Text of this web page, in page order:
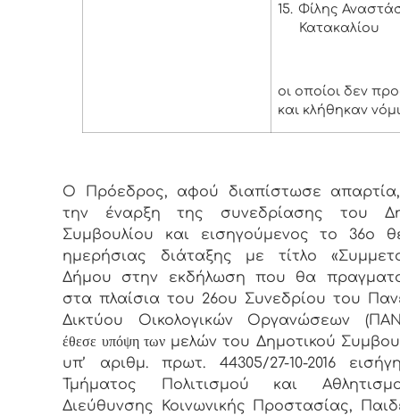
15. Φίλης
Κατακαλίου
οι οποίοι δεν
και κλήθηκαν
Ο Πρόεδρος, αφού διαπίστωσε
την έναρξη της συνεδρίασης του
Συμβουλίου και εισηγούμενος το 36ο
ημερήσιας διάταξης με τίτλο
Δήμου στην εκδήλωση που θα
στα πλαίσια του 26ου Συνεδρίου του
Δικτύου Οικολογικών Οργανώσεων
έθεσε υπόψη των μελών του Δημοτικού
υπ’ αριθμ. πρωτ. 44305/27-10-2016
Τμήματος Πολιτισμού και
Διεύθυνσης Κοινωνικής Προστασίας,